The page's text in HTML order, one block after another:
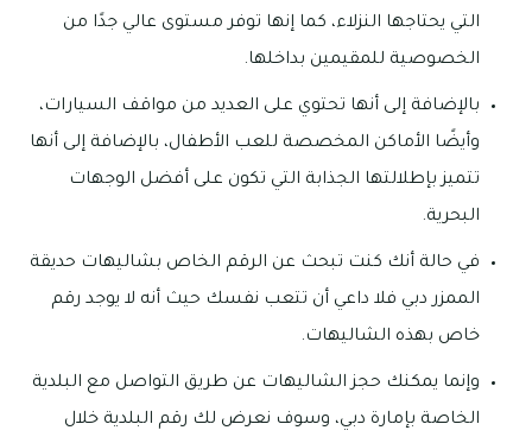
التي يحتاجها النزلاء، كما إنها توفر مستوى عالي جدًا من
الخصوصية للمقيمين بداخلها.
بالإضافة إلى أنها تحتوي على العديد من مواقف السيارات،
وأيضًا الأماكن المخصصة للعب الأطفال، بالإضافة إلى أنها
تتميز بإطلالتها الجذابة التي تكون على أفضل الوجهات
البحرية.
في حالة أنك كنت تبحث عن الرقم الخاص بشاليهات حديقة
الممزر دبي فلا داعي أن تتعب نفسك حيث أنه لا يوجد رقم
خاص بهذه الشاليهات.
وإنما يمكنك حجز الشاليهات عن طريق التواصل مع البلدية
الخاصة بإمارة دبي، وسوف نعرض لك رقم البلدية خلال